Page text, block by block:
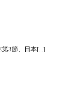
3節、日本[...]